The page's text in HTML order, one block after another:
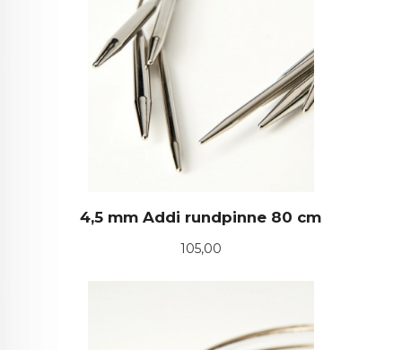
4,5 mm Addi rundpinne 80 cm
Pris
105,00